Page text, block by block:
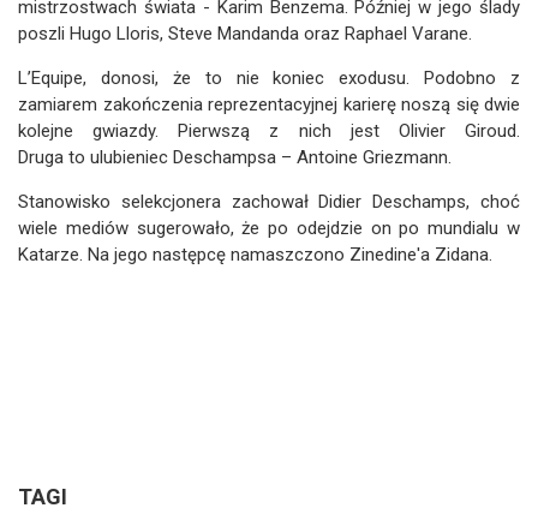
mistrzostwach świata - Karim Benzema. Później w jego ślady
poszli Hugo Lloris, Steve Mandanda oraz Raphael Varane.
L’Equipe, donosi, że to nie koniec exodusu. Podobno z
zamiarem zakończenia reprezentacyjnej karierę noszą się dwie
kolejne gwiazdy. Pierwszą z nich jest Olivier Giroud.
Druga to ulubieniec Deschampsa – Antoine Griezmann.
Stanowisko selekcjonera zachował Didier Deschamps, choć
wiele mediów sugerowało, że po odejdzie on po mundialu w
Katarze. Na jego następcę namaszczono Zinedine'a Zidana.
TAGI